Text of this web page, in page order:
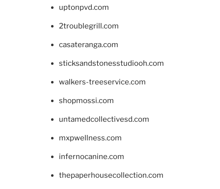
uptonpvd.com
2troublegrill.com
casateranga.com
sticksandstonesstudiooh.com
walkers-treeservice.com
shopmossi.com
untamedcollectivesd.com
mxpwellness.com
infernocanine.com
thepaperhousecollection.com